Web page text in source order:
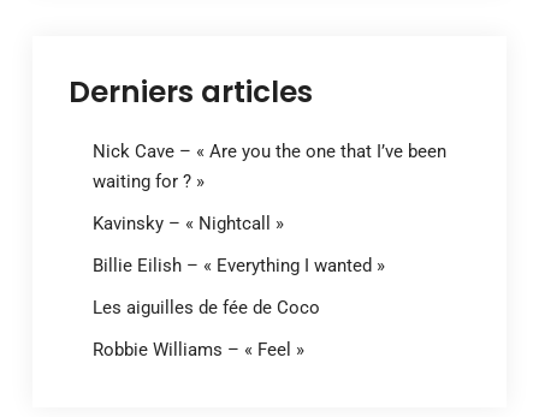
Derniers articles
Nick Cave – « Are you the one that I’ve been
waiting for ? »
Kavinsky – « Nightcall »
Billie Eilish – « Everything I wanted »
Les aiguilles de fée de Coco
Robbie Williams – « Feel »